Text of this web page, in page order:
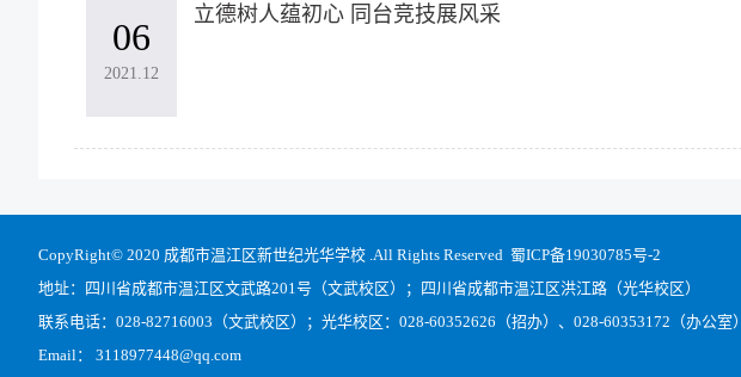
06
2021.12
立德树人蕴初心 同台竞技展风采
CopyRight© 2020 成都市温江区新世纪光华学校 .All Rights Reserved 蜀ICP备19030785号-2
地址：四川省成都市温江区文武路201号（文武校区）；四川省成都市温江区洪江路（光华校区）
联系电话：028-82716003（文武校区）；光华校区：028-60352626（招办）、028-60353172（办公室）
Email： 3118977448@qq.com